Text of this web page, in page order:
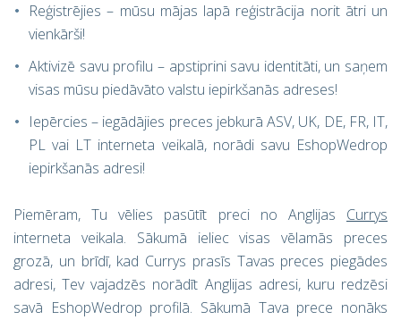
Reģistrējies – mūsu mājas lapā reģistrācija norit ātri un
vienkārši!
Aktivizē savu profilu – apstiprini savu identitāti, un saņem
visas mūsu piedāvāto valstu iepirkšanās adreses!
Iepērcies – iegādājies preces jebkurā ASV, UK, DE, FR, IT,
PL vai LT interneta veikalā, norādi savu EshopWedrop
iepirkšanās adresi!
Piemēram, Tu vēlies pasūtīt preci no Anglijas Currys
interneta veikala. Sākumā ieliec visas vēlamās preces
grozā, un brīdī, kad Currys prasīs Tavas preces piegādes
adresi, Tev vajadzēs norādīt Anglijas adresi, kuru redzēsi
savā EshopWedrop profilā. Sākumā Tava prece nonāks